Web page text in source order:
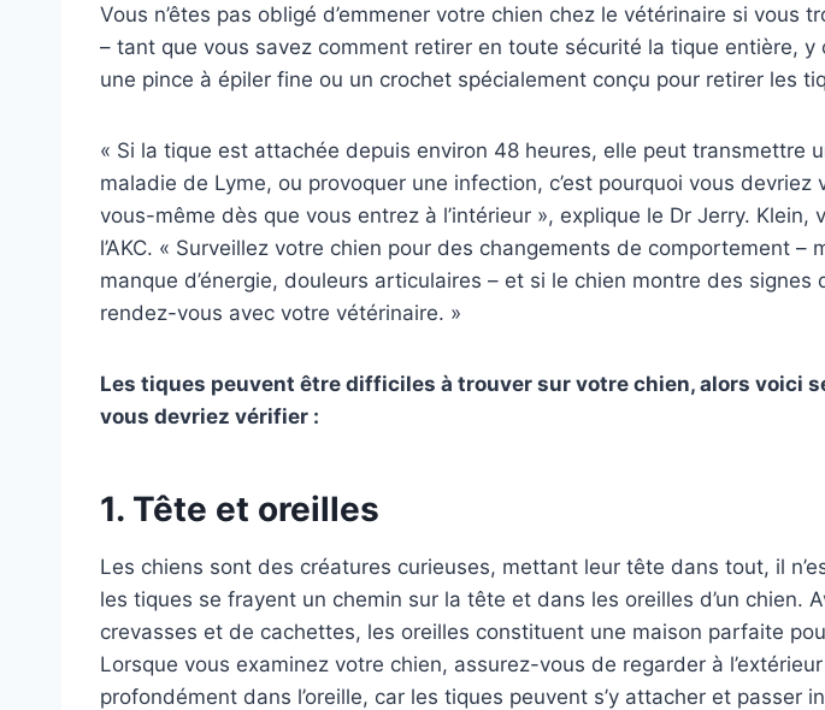
Vous n’êtes pas obligé d’emmener votre chien chez le vétérinaire si vous
– tant que vous savez comment retirer en toute sécurité la tique entière, y
une pince à épiler fine ou un crochet spécialement conçu pour retirer les
« Si la tique est attachée depuis environ 48 heures, elle peut transmettre
maladie de Lyme, ou provoquer une infection, c’est pourquoi vous devriez
vous-même dès que vous entrez à l’intérieur », explique le Dr Jerry. Klein,
l’AKC. « Surveillez votre chien pour des changements de comportement –
manque d’énergie, douleurs articulaires – et si le chien montre des signes
rendez-vous avec votre vétérinaire. »
Les tiques peuvent être difficiles à trouver sur votre chien, alors voici
vous devriez vérifier :
1. Tête et oreilles
Les chiens sont des créatures curieuses, mettant leur tête dans tout, il
les tiques se frayent un chemin sur la tête et dans les oreilles d’un chien.
crevasses et de cachettes, les oreilles constituent une maison parfaite
Lorsque vous examinez votre chien, assurez-vous de regarder à
profondément dans l’oreille, car les tiques peuvent s’y attacher et passer